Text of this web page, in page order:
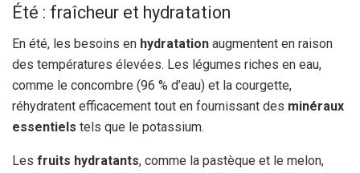
Été : fraîcheur et hydratation
En été, les besoins en hydratation augmentent en raison
des températures élevées. Les légumes riches en eau,
comme le concombre (96 % d’eau) et la courgette,
réhydratent efficacement tout en fournissant des minéraux
essentiels tels que le potassium.
Les fruits hydratants, comme la pastèque et le melon,